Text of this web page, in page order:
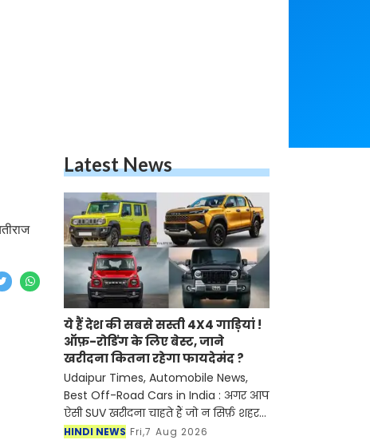
Latest News
ये हैं देश की सबसे सस्ती 4X4 गाड़ियां !
ऑफ़-रोडिंग के लिए बेस्ट, जाने
खरीदना कितना रहेगा फायदेमंद ?
Udaipur Times, Automobile News,
Best Off-Road Cars in India : अगर आप
ऐसी SUV खरीदना चाहते हैं जो न सिर्फ़ शहर
की सड़कों पर, बल्कि पहाड़ों, कीचड़ और
HINDI NEWS Fri,7 Aug 2026